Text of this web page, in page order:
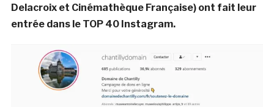
Delacroix et Cinémathèque Française) ont fait leur
entrée dans le TOP 40 Instagram.